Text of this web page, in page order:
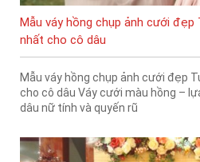
Mẫu váy hồng chụp ảnh cưới đẹp
nhất cho cô dâu
Mẫu váy hồng chụp ảnh cưới đẹp
cho cô dâu Váy cưới màu hồng –
dâu nữ tính và quyến rũ